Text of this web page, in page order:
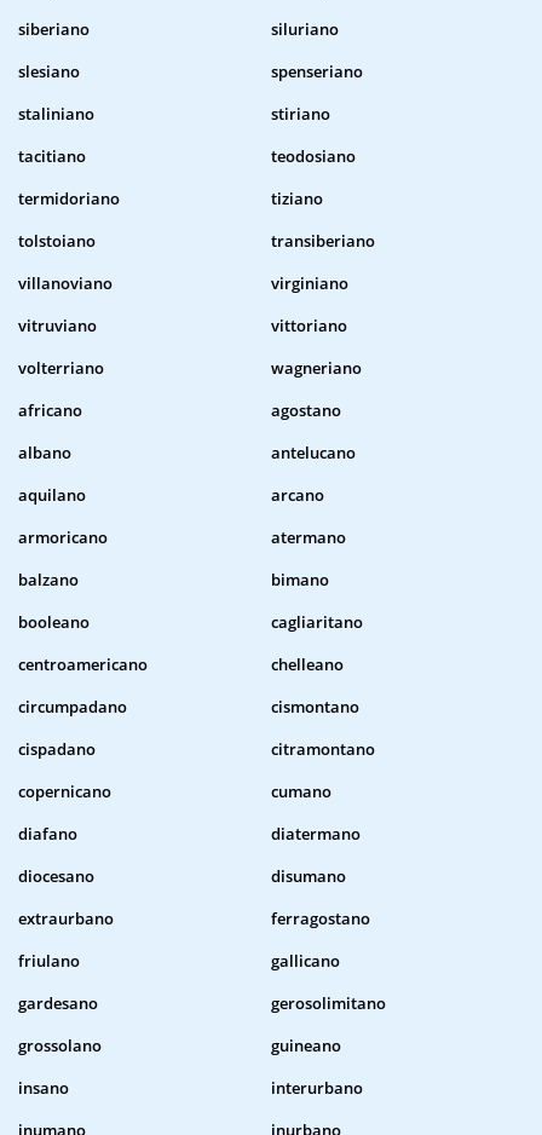
siberiano
siluriano
slesiano
spenseriano
staliniano
stiriano
tacitiano
teodosiano
termidoriano
tiziano
tolstoiano
transiberiano
villanoviano
virginiano
vitruviano
vittoriano
volterriano
wagneriano
africano
agostano
albano
antelucano
aquilano
arcano
armoricano
atermano
balzano
bimano
booleano
cagliaritano
centroamericano
chelleano
circumpadano
cismontano
cispadano
citramontano
copernicano
cumano
diafano
diatermano
diocesano
disumano
extraurbano
ferragostano
friulano
gallicano
gardesano
gerosolimitano
grossolano
guineano
insano
interurbano
inumano
inurbano